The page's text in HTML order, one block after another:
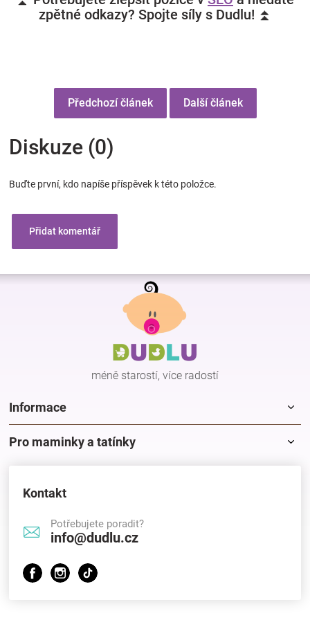
zpětné odkazy? Spojte síly s Dudlu! ⏫
Předchozí článek Další článek
Diskuze (0)
Buďte první, kdo napíše příspěvek k této položce.
Přidat komentář
Z
méně starostí, více radostí
Informace
Pro maminky a tatínky
Kontakt
Potřebujete poradit?
info@dudlu.cz